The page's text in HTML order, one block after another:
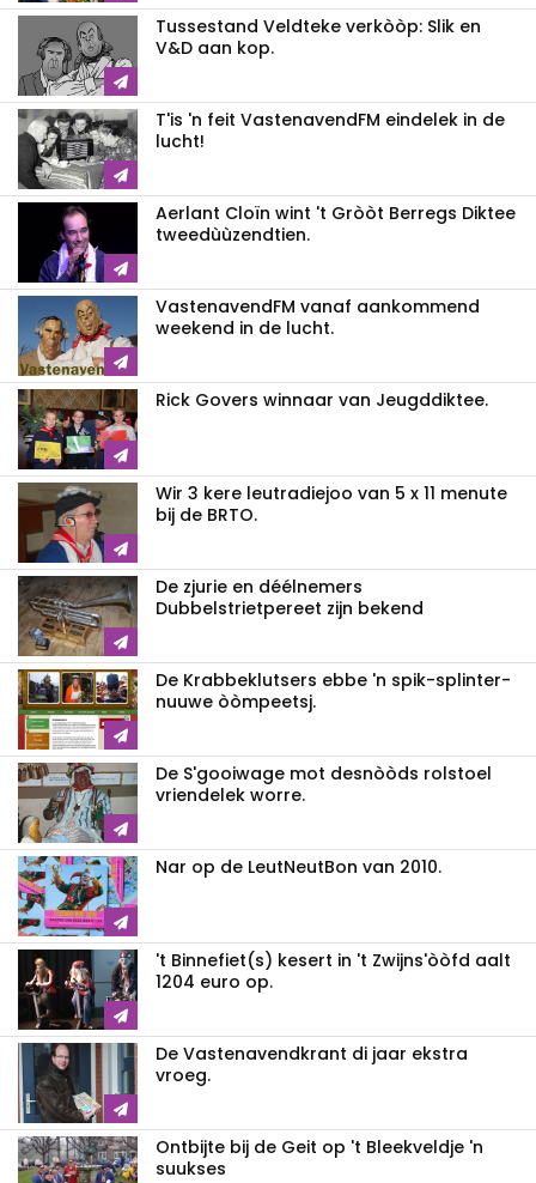
Tussestand Veldteke verkòòp: Slik en
V&D aan kop.
T'is 'n feit VastenavendFM eindelek in de
lucht!
Aerlant Cloïn wint 't Gròòt Berregs Diktee
tweedùùzendtien.
VastenavendFM vanaf aankommend
weekend in de lucht.
Rick Govers winnaar van Jeugddiktee.
Wir 3 kere leutradiejoo van 5 x 11 menute
bij de BRTO.
De zjurie en déélnemers
Dubbelstrietpereet zijn bekend
De Krabbeklutsers ebbe 'n spik-splinter-
nuuwe òòmpeetsj.
De S'gooiwage mot desnòòds rolstoel
vriendelek worre.
Nar op de LeutNeutBon van 2010.
't Binnefiet(s) kesert in 't Zwijns'òòfd aalt
1204 euro op.
De Vastenavendkrant di jaar ekstra
vroeg.
Ontbijte bij de Geit op 't Bleekveldje 'n
suukses